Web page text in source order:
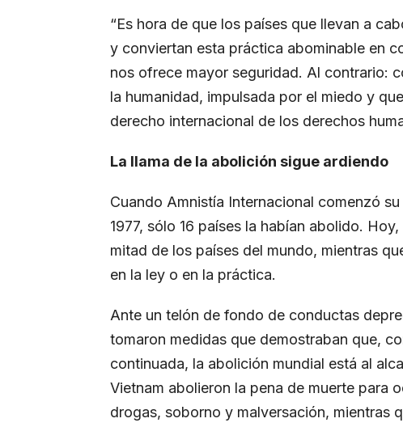
“Es hora de que los países que llevan a
y conviertan esta práctica abominable en
nos ofrece mayor seguridad. Al contrario:
la humanidad, impulsada por el miedo y
derecho internacional de los derechos
La llama de la abolición sigue ardiendo
Cuando Amnistía Internacional comenzó
1977, sólo 16 países la habían abolido.
mitad de los países del mundo, mientras
en la ley o en la práctica.
Ante un telón de fondo de conductas
tomaron medidas que demostraban que,
continuada, la abolición mundial está al
Vietnam abolieron la pena de muerte para
drogas, soborno y malversación, mientras